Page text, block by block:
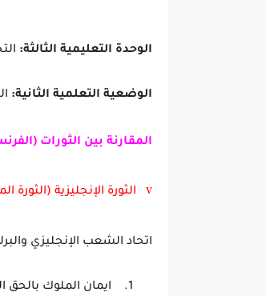
الوحدة التعليمية الثالثة:
الوضعية التعلمية الثانية:
المقارنة بين الثورات
v الثورة الإنجليزية (الثورة
اتحاد الشعب الإنجليزي
1. ايمان